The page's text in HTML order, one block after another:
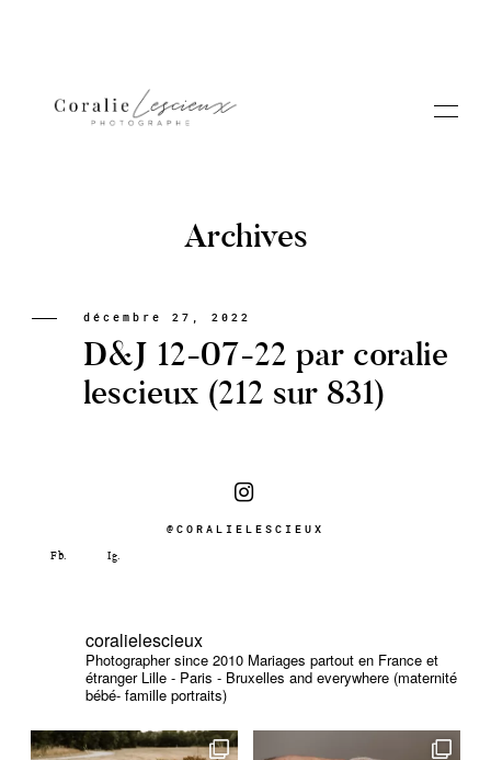
Portfolio
A PROPOS CORALIE
Archives
décembre 27, 2022
D&J 12-07-22 par coralie
lescieux (212 sur 831)
@CORALIELESCIEUX
coralielescieux
Photographer since 2010 Mariages partout en France et
étranger Lille - Paris - Bruxelles and everywhere (maternité
bébé- famille portraits)